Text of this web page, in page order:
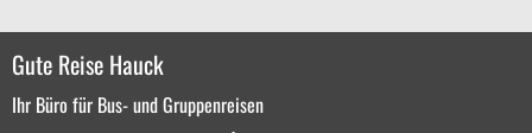
Gute Reise Hauck
Ihr Büro für Bus- und Gruppenreisen